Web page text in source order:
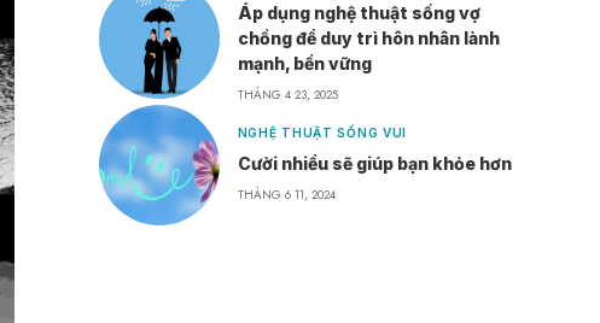
Áp dụng nghệ thuật sống vợ
chồng để duy trì hôn nhân lành
mạnh, bền vững
THÁNG 4 23, 2025
NGHỆ THUẬT SỐNG VUI
Cười nhiều sẽ giúp bạn khỏe hơn
THÁNG 6 11, 2024